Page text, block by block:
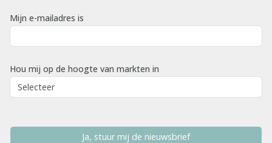
Mijn e-mailadres is
Hou mij op de hoogte van markten in
Ja, stuur mij de nieuwsbrief